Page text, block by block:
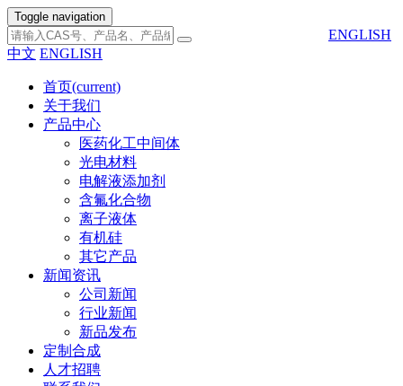
Toggle navigation
ENGLISH
中文 ENGLISH
首页(current)
关于我们
产品中心
医药化工中间体
光电材料
电解液添加剂
含氟化合物
离子液体
有机硅
其它产品
新闻资讯
公司新闻
行业新闻
新品发布
定制合成
人才招聘